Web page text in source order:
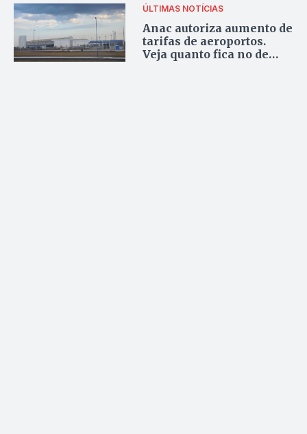
espaço aéreo nacional”,
diz FAB
ÚLTIMAS NOTÍCIAS
Anac autoriza aumento de
tarifas de aeroportos.
Veja quanto fica no de